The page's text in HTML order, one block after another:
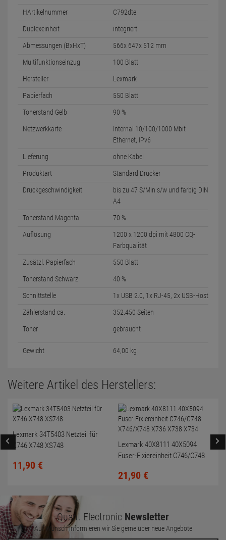
HArtikelnummer C792dte
Duplexeinheit integriert
Abmessungen (BxHxT) 566x 647x 512 mm
Multifunktionseinzug 100 Blatt
Hersteller Lexmark
Papierfach 550 Blatt
Tonerstand Gelb 90 %
Netzwerkkarte
Internal 10/100/1000 Mbit
Ethernet, IPv6
Lieferung ohne Kabel
Produktart Standard Drucker
Druckgeschwindigkeit
bis zu 47 S/Min s/w und farbig DIN
A4
Tonerstand Magenta 70 %
Auflösung
1200 x 1200 dpi mit 4800 CQ-
Farbqualität
Zusätzl. Papierfach 550 Blatt
Tonerstand Schwarz 40 %
Schnittstelle 1x USB 2.0, 1x RJ-45, 2x USB-Host
Zählerstand ca. 352.450 Seiten
Toner gebraucht
Gewicht 64,00 kg
Weitere Artikel des Herstellers:
Lexmark 34T5403 Netzteil für
X746 X748 XS748
11,90 €
Lexmark 40X8111 40X5094
Fuser-Fixiereinheit C746/C748
21,90 €
Quant Electronic Newsletter
Auf Wunsch informieren wir Sie gerne über neue Angebote